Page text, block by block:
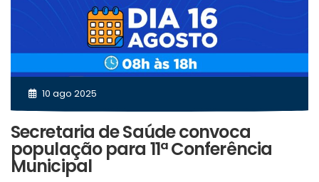
10 ago 2025
Secretaria de Saúde convoca
população para 11ª Conferência
Municipal